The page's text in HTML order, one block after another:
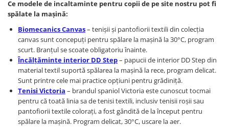
Ce modele de incaltaminte pentru copii de pe site nostru pot fi
spălate la mașină:
Biomecanics Canvas– tenișii și pantofiorii textili din colecția
canvas sunt concepuți pentru spălare la mașină la 30°C, program
scurt. Branțul se scoate obligatoriu înainte.
Încălțăminte interior DD Step– papucii de interior DD Step din
material textil suportă spălarea la mașină la rece, program delicat.
Sunt printre cele mai practice opțiuni pentru grădiniță.
Tenisi Victoria – brandul spaniol Victoria este cunoscut tocmai
pentru că toată linia sa de tenisi textili, inclusiv tenisii roșii sau
pantofiorii textile colorați, a fost gândită de la început pentru
spălare la mașină. Program delicat, 30°C, uscare la aer.